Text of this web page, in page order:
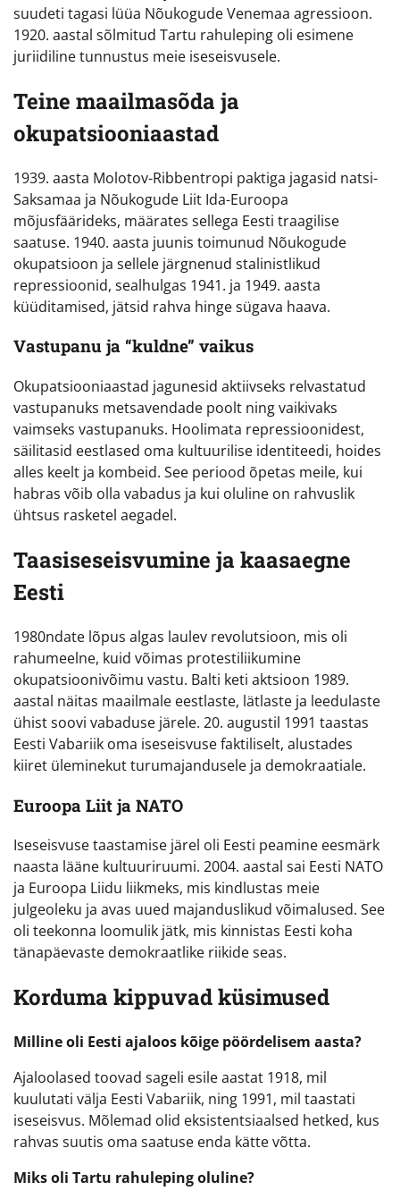
suudeti tagasi lüüa Nõukogude Venemaa agressioon.
1920. aastal sõlmitud Tartu rahuleping oli esimene
juriidiline tunnustus meie iseseisvusele.
Teine maailmasõda ja
okupatsiooniaastad
1939. aasta Molotov-Ribbentropi paktiga jagasid natsi-
Saksamaa ja Nõukogude Liit Ida-Euroopa
mõjusfäärideks, määrates sellega Eesti traagilise
saatuse. 1940. aasta juunis toimunud Nõukogude
okupatsioon ja sellele järgnenud stalinistlikud
repressioonid, sealhulgas 1941. ja 1949. aasta
küüditamised, jätsid rahva hinge sügava haava.
Vastupanu ja “kuldne” vaikus
Okupatsiooniaastad jagunesid aktiivseks relvastatud
vastupanuks metsavendade poolt ning vaikivaks
vaimseks vastupanuks. Hoolimata repressioonidest,
säilitasid eestlased oma kultuurilise identiteedi, hoides
alles keelt ja kombeid. See periood õpetas meile, kui
habras võib olla vabadus ja kui oluline on rahvuslik
ühtsus rasketel aegadel.
Taasiseseisvumine ja kaasaegne
Eesti
1980ndate lõpus algas laulev revolutsioon, mis oli
rahumeelne, kuid võimas protestiliikumine
okupatsioonivõimu vastu. Balti keti aktsioon 1989.
aastal näitas maailmale eestlaste, lätlaste ja leedulaste
ühist soovi vabaduse järele. 20. augustil 1991 taastas
Eesti Vabariik oma iseseisvuse faktiliselt, alustades
kiiret üleminekut turumajandusele ja demokraatiale.
Euroopa Liit ja NATO
Iseseisvuse taastamise järel oli Eesti peamine eesmärk
naasta lääne kultuuriruumi. 2004. aastal sai Eesti NATO
ja Euroopa Liidu liikmeks, mis kindlustas meie
julgeoleku ja avas uued majanduslikud võimalused. See
oli teekonna loomulik jätk, mis kinnistas Eesti koha
tänapäevaste demokraatlike riikide seas.
Korduma kippuvad küsimused
Milline oli Eesti ajaloos kõige pöördelisem aasta?
Ajaloolased toovad sageli esile aastat 1918, mil
kuulutati välja Eesti Vabariik, ning 1991, mil taastati
iseseisvus. Mõlemad olid eksistentsiaalsed hetked, kus
rahvas suutis oma saatuse enda kätte võtta.
Miks oli Tartu rahuleping oluline?